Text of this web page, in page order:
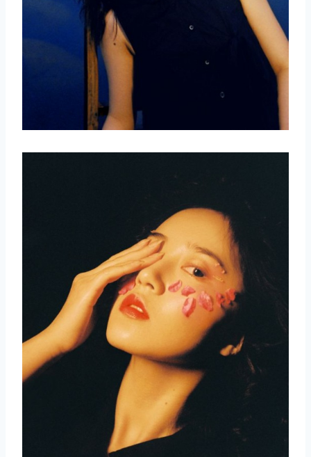
取消 搜索